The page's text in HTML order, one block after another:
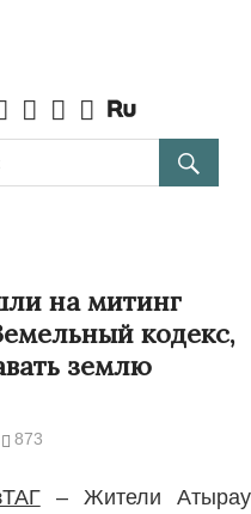
на митинг
кодекс,
землю
873
– Жители Атырау